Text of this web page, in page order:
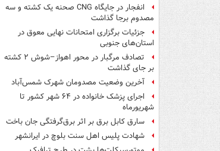
انفجار در جایگاه CNG صحنه یک کشته و سه
مصدوم برجا گذاشت
جزئیات برگزاری امتحانات نهایی معوق در
استان‌های جنوبی
تصادف مرگبار در محور اهواز–شوش ۲ کشته
بر جای گذاشت
آخرین وضعیت مصدومان شهرک شمس‌آباد
اجرای پزشک خانواده در ۶۴ شهر کشور تا
شهریورماه
سارق کابل برق بر اثر برق‌گرفتگی جان باخت
شهادت پلیس اهل سنت بلوچ در ایرانشهر